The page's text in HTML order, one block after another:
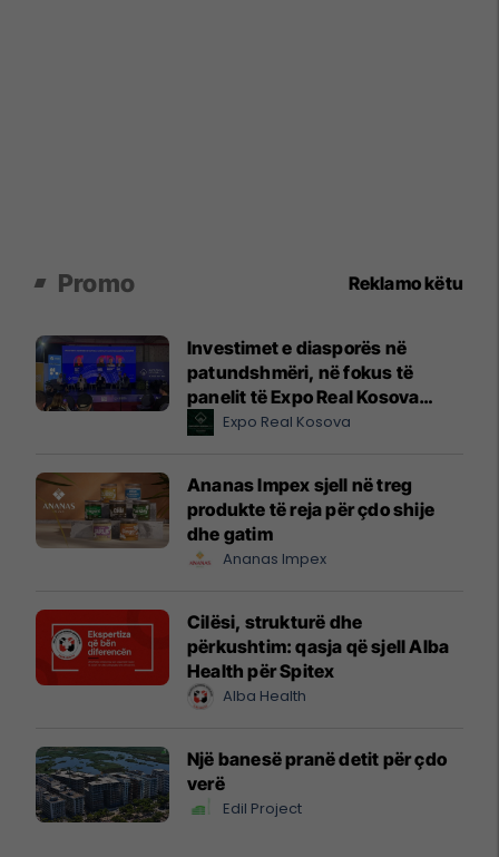
Promo Reklamo këtu
Investimet e diasporës në
patundshmëri, në fokus të
panelit të Expo Real Kosova
2026Expo Real Kosova
Ananas Impex sjell në treg
produkte të reja për çdo shije
dhe gatim
Ananas Impex
Cilësi, strukturë dhe
përkushtim: qasja që sjell Alba
Health për Spitex
Alba Health
Një banesë pranë detit për çdo
verë
Edil Project